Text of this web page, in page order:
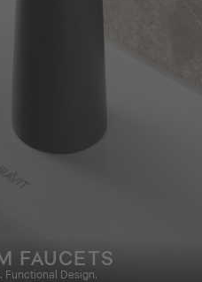
FAUCETS
Functional Design.